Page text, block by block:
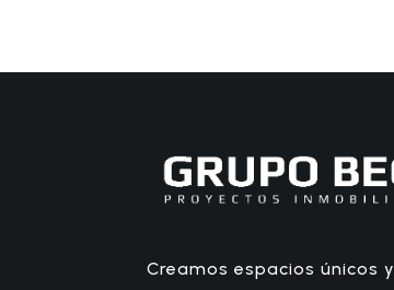
Creamos espacios únicos y